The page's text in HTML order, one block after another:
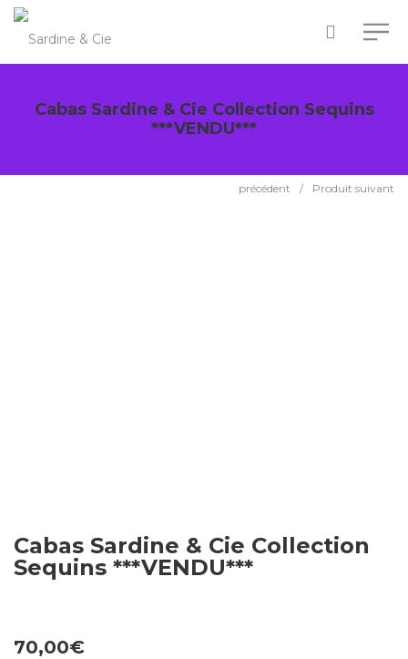
Cabas Sardine & Cie Collection Sequins
***VENDU***
précédent / Produit suivant
Cabas Sardine & Cie Collection
Sequins ***VENDU***
70,00€